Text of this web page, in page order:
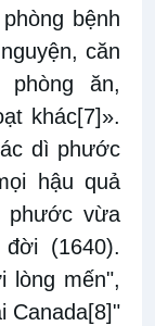
bệnh
căn
ăn,
khác[7]».
dì phước
hậu quả
phước vừa
(1640).
lòng mến",
Canada[8]"